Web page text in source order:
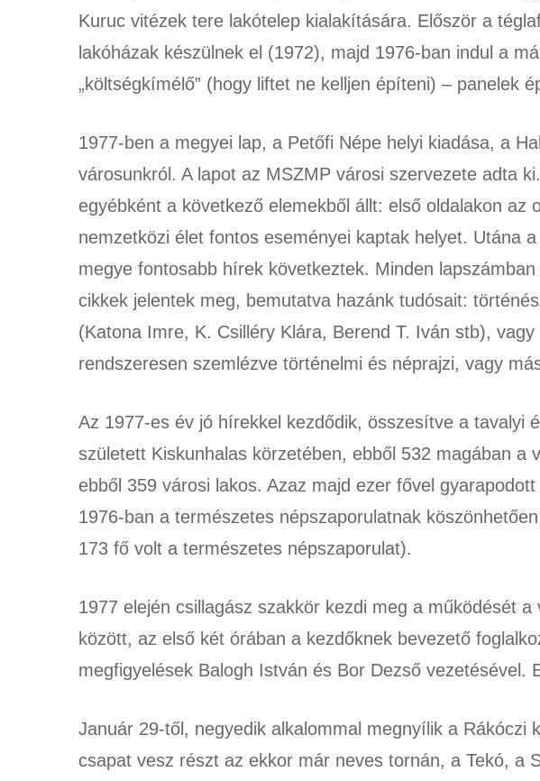
Kuruc vitézek tere lakótelep kialakítására. Először a
lakóházak készülnek el (1972), majd 1976-ban indul a
„költségkímélő” (hogy liftet ne kelljen építeni) – panelek
1977-ben a megyei lap, a Petőfi Népe helyi kiadása, a
városunkról. A lapot az MSZMP városi szervezete adta
egyébként a következő elemekből állt: első oldalakon az
nemzetközi élet fontos eseményei kaptak helyet. Utána
megye fontosabb hírek következtek. Minden
cikkek jelentek meg, bemutatva hazánk tudósait:
(Katona Imre, K. Csilléry Klára, Berend T. Iván stb),
rendszeresen szemlézve történelmi és néprajzi, vagy
Az 1977-es év jó hírekkel kezdődik, összesítve a tavalyi
született Kiskunhalas körzetében, ebből 532 magában a
ebből 359 városi lakos. Azaz majd ezer fővel
1976-ban a természetes népszaporulatnak
173 fő volt a természetes népszaporulat).
1977 elején csillagász szakkör kezdi meg a működését
között, az első két órában a kezdőknek bevezető
megfigyelések Balogh István és Bor Dezső vezetésével.
Január 29-től, negyedik alkalommal megnyílik a Rákóczi
csapat vesz részt az ekkor már neves tornán, a Tekó, a